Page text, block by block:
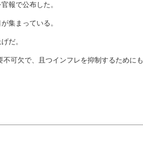
報で公布した。
集まっている。
だ。
可欠で、且つインフレを抑制するためにも